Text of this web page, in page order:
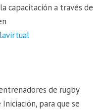
capacitación a través de
de rugby
para que se